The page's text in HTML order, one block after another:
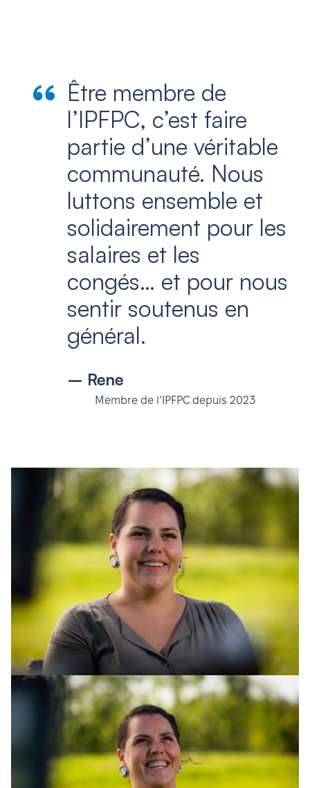
Être membre de
l’IPFPC, c’est faire
partie d’une véritable
communauté. Nous
luttons ensemble et
solidairement pour les
salaires et les
congés… et pour nous
sentir soutenus en
général.
– Rene
Membre de l’IPFPC depuis 2023